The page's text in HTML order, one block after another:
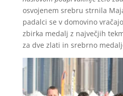
osvojenem srebru strnila
padalci se v domovino
zbirka medalj z največjih
za dve zlati in srebrno